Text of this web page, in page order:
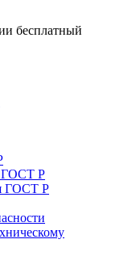
бесплатный
ГОСТ Р
ГОСТ Р